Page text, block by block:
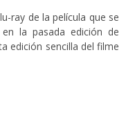
ray de la película que se
la pasada edición de
edición sencilla del filme